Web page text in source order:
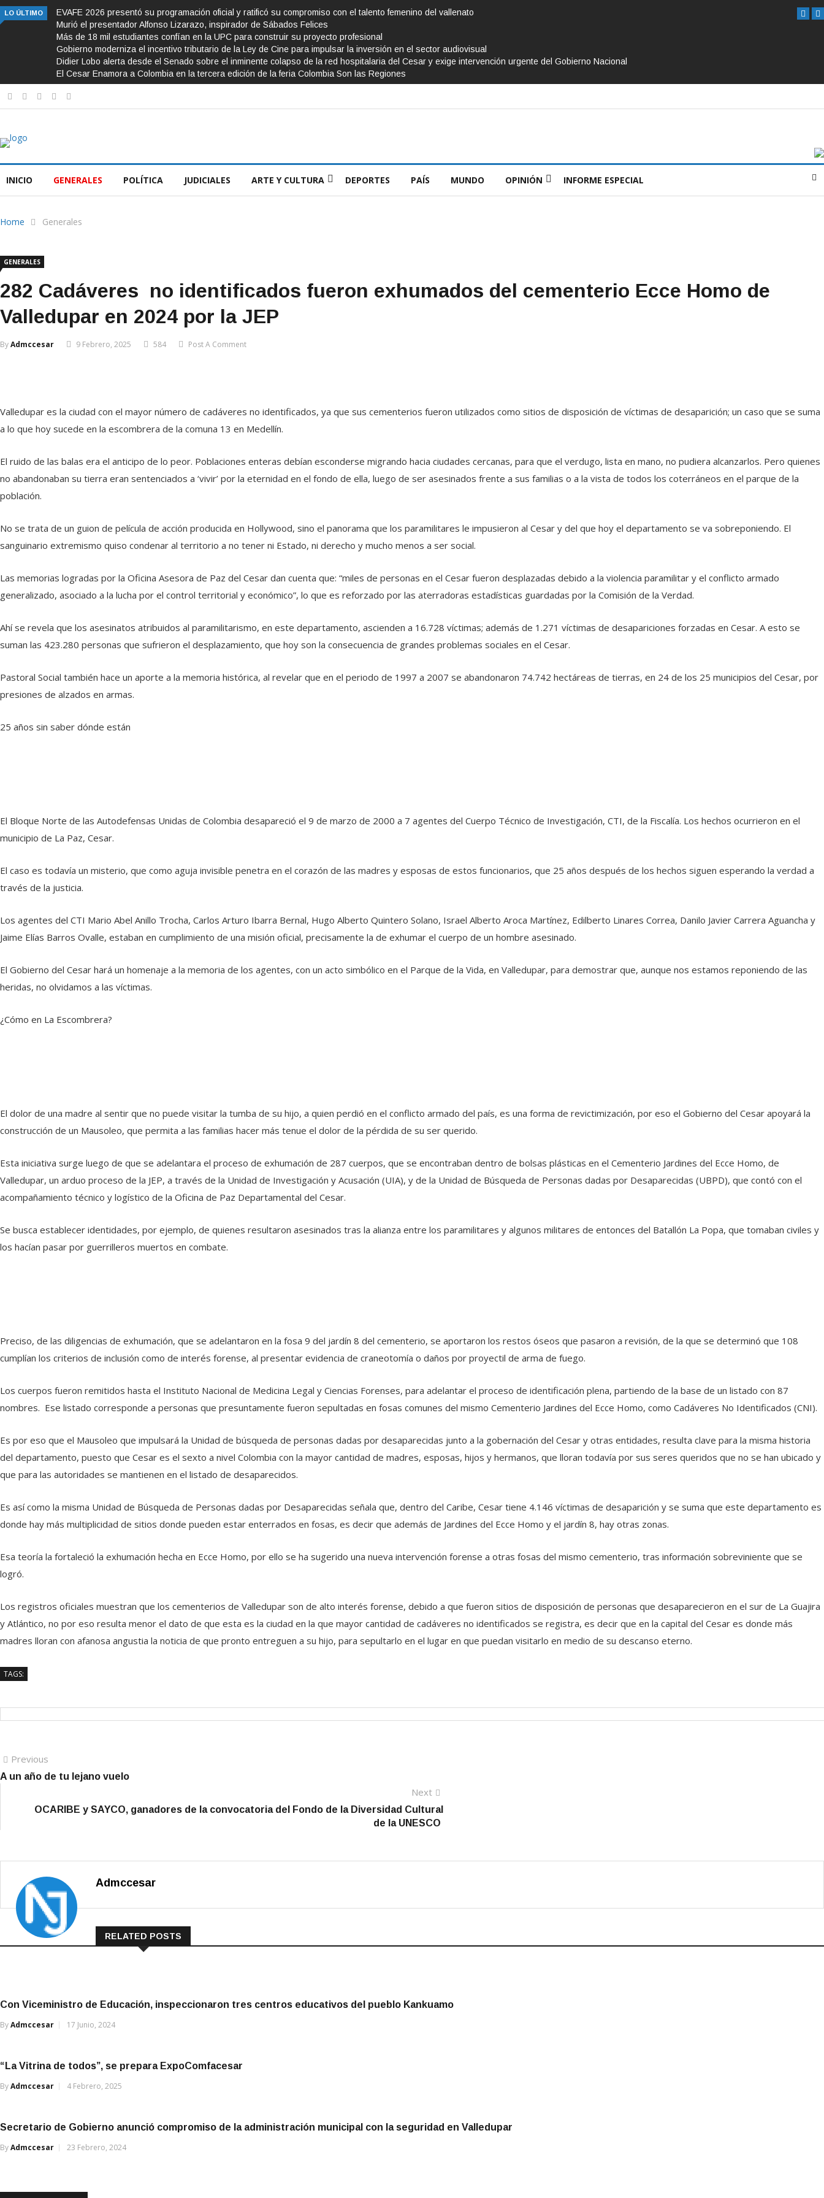
LO ÚLTIMO
EVAFE 2026 presentó su programación oficial y ratificó su compromiso con el talento femenino del vallenato
Murió el presentador Alfonso Lizarazo, inspirador de Sábados Felices
Más de 18 mil estudiantes confían en la UPC para construir su proyecto profesional
Gobierno moderniza el incentivo tributario de la Ley de Cine para impulsar la inversión en el sector audiovisual
Didier Lobo alerta desde el Senado sobre el inminente colapso de la red hospitalaria del Cesar y exige intervención urgente del Gobierno Nacional
El Cesar Enamora a Colombia en la tercera edición de la feria Colombia Son las Regiones
INICIO GENERALES POLÍTICA JUDICIALES ARTE Y CULTURA DEPORTES PAÍS MUNDO OPINIÓN INFORME ESPECIAL
Home Generales
GENERALES
282 Cadáveres no identificados fueron exhumados del cementerio Ecce Homo de
Valledupar en 2024 por la JEP
ByAdmccesar 9 Febrero, 2025 584 Post A Comment
Valledupar es la ciudad con el mayor número de cadáveres no identificados, ya que sus cementerios fueron utilizados como sitios de disposición de víctimas de desaparición; un caso que se suma
a lo que hoy sucede en la escombrera de la comuna 13 en Medellín.
El ruido de las balas era el anticipo de lo peor. Poblaciones enteras debían esconderse migrando hacia ciudades cercanas, para que el verdugo, lista en mano, no pudiera alcanzarlos. Pero quienes
no abandonaban su tierra eran sentenciados a ‘vivir’ por la eternidad en el fondo de ella, luego de ser asesinados frente a sus familias o a la vista de todos los coterráneos en el parque de la
población.
No se trata de un guion de película de acción producida en Hollywood, sino el panorama que los paramilitares le impusieron al Cesar y del que hoy el departamento se va sobreponiendo. El
sanguinario extremismo quiso condenar al territorio a no tener ni Estado, ni derecho y mucho menos a ser social.
Las memorias logradas por la Oficina Asesora de Paz del Cesar dan cuenta que: “miles de personas en el Cesar fueron desplazadas debido a la violencia paramilitar y el conflicto armado
generalizado, asociado a la lucha por el control territorial y económico”, lo que es reforzado por las aterradoras estadísticas guardadas por la Comisión de la Verdad.
Ahí se revela que los asesinatos atribuidos al paramilitarismo, en este departamento, ascienden a 16.728 víctimas; además de 1.271 víctimas de desapariciones forzadas en Cesar. A esto se
suman las 423.280 personas que sufrieron el desplazamiento, que hoy son la consecuencia de grandes problemas sociales en el Cesar.
Pastoral Social también hace un aporte a la memoria histórica, al revelar que en el periodo de 1997 a 2007 se abandonaron 74.742 hectáreas de tierras, en 24 de los 25 municipios del Cesar, por
presiones de alzados en armas.
25 años sin saber dónde están
El Bloque Norte de las Autodefensas Unidas de Colombia desapareció el 9 de marzo de 2000 a 7 agentes del Cuerpo Técnico de Investigación, CTI, de la Fiscalía. Los hechos ocurrieron en el
municipio de La Paz, Cesar.
El caso es todavía un misterio, que como aguja invisible penetra en el corazón de las madres y esposas de estos funcionarios, que 25 años después de los hechos siguen esperando la verdad a
través de la justicia.
Los agentes del CTI Mario Abel Anillo Trocha, Carlos Arturo Ibarra Bernal, Hugo Alberto Quintero Solano, Israel Alberto Aroca Martínez, Edilberto Linares Correa, Danilo Javier Carrera Aguancha y
Jaime Elías Barros Ovalle, estaban en cumplimiento de una misión oficial, precisamente la de exhumar el cuerpo de un hombre asesinado.
El Gobierno del Cesar hará un homenaje a la memoria de los agentes, con un acto simbólico en el Parque de la Vida, en Valledupar, para demostrar que, aunque nos estamos reponiendo de las
heridas, no olvidamos a las víctimas.
¿Cómo en La Escombrera?
El dolor de una madre al sentir que no puede visitar la tumba de su hijo, a quien perdió en el conflicto armado del país, es una forma de revictimización, por eso el Gobierno del Cesar apoyará la
construcción de un Mausoleo, que permita a las familias hacer más tenue el dolor de la pérdida de su ser querido.
Esta iniciativa surge luego de que se adelantara el proceso de exhumación de 287 cuerpos, que se encontraban dentro de bolsas plásticas en el Cementerio Jardines del Ecce Homo, de
Valledupar, un arduo proceso de la JEP, a través de la Unidad de Investigación y Acusación (UIA), y de la Unidad de Búsqueda de Personas dadas por Desaparecidas (UBPD), que contó con el
acompañamiento técnico y logístico de la Oficina de Paz Departamental del Cesar.
Se busca establecer identidades, por ejemplo, de quienes resultaron asesinados tras la alianza entre los paramilitares y algunos militares de entonces del Batallón La Popa, que tomaban civiles y
los hacían pasar por guerrilleros muertos en combate.
Preciso, de las diligencias de exhumación, que se adelantaron en la fosa 9 del jardín 8 del cementerio, se aportaron los restos óseos que pasaron a revisión, de la que se determinó que 108
cumplían los criterios de inclusión como de interés forense, al presentar evidencia de craneotomía o daños por proyectil de arma de fuego.
Los cuerpos fueron remitidos hasta el Instituto Nacional de Medicina Legal y Ciencias Forenses, para adelantar el proceso de identificación plena, partiendo de la base de un listado con 87
nombres. Ese listado corresponde a personas que presuntamente fueron sepultadas en fosas comunes del mismo Cementerio Jardines del Ecce Homo, como Cadáveres No Identificados (CNI).
Es por eso que el Mausoleo que impulsará la Unidad de búsqueda de personas dadas por desaparecidas junto a la gobernación del Cesar y otras entidades, resulta clave para la misma historia
del departamento, puesto que Cesar es el sexto a nivel Colombia con la mayor cantidad de madres, esposas, hijos y hermanos, que lloran todavía por sus seres queridos que no se han ubicado y
que para las autoridades se mantienen en el listado de desaparecidos.
Es así como la misma Unidad de Búsqueda de Personas dadas por Desaparecidas señala que, dentro del Caribe, Cesar tiene 4.146 víctimas de desaparición y se suma que este departamento es
donde hay más multiplicidad de sitios donde pueden estar enterrados en fosas, es decir que además de Jardines del Ecce Homo y el jardín 8, hay otras zonas.
Esa teoría la fortaleció la exhumación hecha en Ecce Homo, por ello se ha sugerido una nueva intervención forense a otras fosas del mismo cementerio, tras información sobreviniente que se
logró.
Los registros oficiales muestran que los cementerios de Valledupar son de alto interés forense, debido a que fueron sitios de disposición de personas que desaparecieron en el sur de La Guajira
y Atlántico, no por eso resulta menor el dato de que esta es la ciudad en la que mayor cantidad de cadáveres no identificados se registra, es decir que en la capital del Cesar es donde más
madres lloran con afanosa angustia la noticia de que pronto entreguen a su hijo, para sepultarlo en el lugar en que puedan visitarlo en medio de su descanso eterno.
TAGS:
Navegación
de
entradas
Previous
post:
A un año de tu lejano vuelo
Next
post:
OCARIBE y SAYCO, ganadores de la convocatoria del Fondo de la Diversidad Cultural
de la UNESCO
Admccesar
RELATED POSTS
Con Viceministro de Educación, inspeccionaron tres centros educativos del pueblo Kankuamo
ByAdmccesar 17 Junio, 2024
“La Vitrina de todos”, se prepara ExpoComfacesar
ByAdmccesar 4 Febrero, 2025
Secretario de Gobierno anunció compromiso de la administración municipal con la seguridad en Valledupar
ByAdmccesar 23 Febrero, 2024